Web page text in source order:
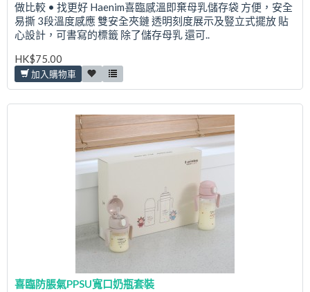
做比較 • 找更好 Haenim喜臨感溫即棄母乳儲存袋 方便，安全
易撕 3段溫度感應 雙安全夾鏈 透明刻度展示及豎立式擺放 貼
心設計，可書寫的標籤 除了儲存母乳 還可..
HK$75.00
加入購物車
喜臨防脹氣PPSU寬口奶瓶套裝